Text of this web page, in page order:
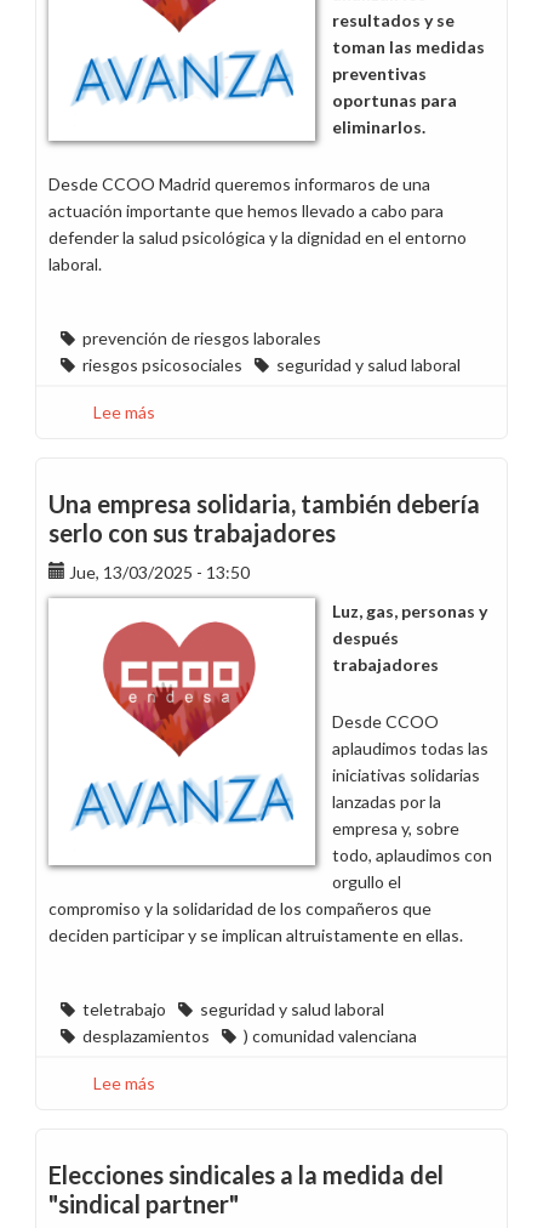
resultados y se
toman las medidas
preventivas
oportunas para
eliminarlos.
Desde CCOO Madrid queremos informaros de una
actuación importante que hemos llevado a cabo para
defender la salud psicológica y la dignidad en el entorno
laboral.
prevención de riesgos laborales
riesgos psicosociales
seguridad y salud laboral
Lee más
psicosociales
Una empresa solidaria, también debería
serlo con sus trabajadores
Jue, 13/03/2025 - 13:50
Luz, gas, personas y
después
trabajadores
Desde CCOO
aplaudimos todas las
iniciativas solidarias
lanzadas por la
empresa y, sobre
todo, aplaudimos con
orgullo el
compromiso y la solidaridad de los compañeros que
deciden participar y se implican altruistamente en ellas.
teletrabajo
seguridad y salud laboral
desplazamientos
) comunidad valenciana
Lee más
solidaria,
también
debería
Elecciones sindicales a la medida del
"sindical partner"